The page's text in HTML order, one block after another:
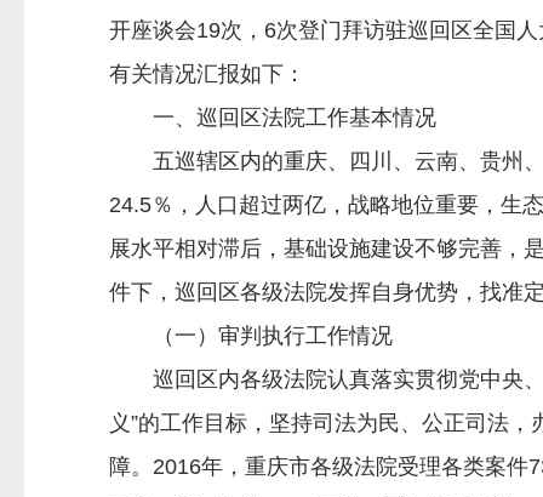
开座谈会19次，6次登门拜访驻巡回区全国
有关情况汇报如下：
一、巡回区法院工作基本情况
五巡辖区内的重庆、四川、云南、贵州、
24.5％，人口超过两亿，战略地位重要，生
展水平相对滞后，基础设施建设不够完善，
件下，巡回区各级法院发挥自身优势，找准
（一）审判执行工作情况
巡回区内各级法院认真落实贯彻党中央、
义”的工作目标，坚持司法为民、公正司法
障。2016年，重庆市各级法院受理各类案